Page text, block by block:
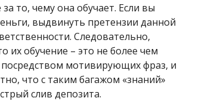
то, чему она обучает. Если вы
выдвинуть претензии данной
Следовательно,
обучение – это не более чем
мотивирующих фраз, и
что с таким багажом «знаний»
слив депозита.